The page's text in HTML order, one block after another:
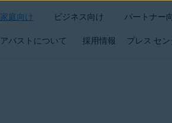
家庭向け ビジネス向け パートナー
アバストについて 採用情報 プレス セン